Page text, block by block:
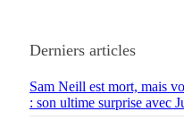
Derniers articles
Sam Neill est mort, mais
: son ultime surprise avec